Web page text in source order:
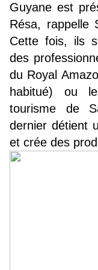
Guyane est
Résa, rappelle
Cette fois, ils
des
du Royal
habitué) ou
tourisme de
dernier détient
et crée des